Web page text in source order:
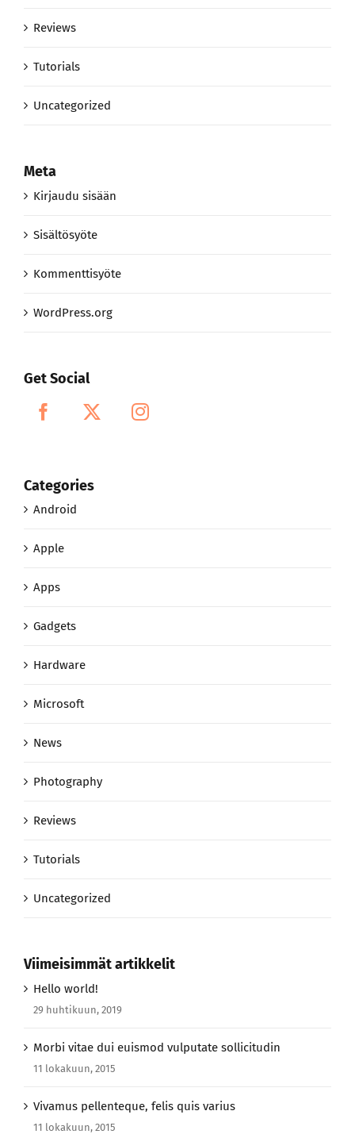
Reviews
Tutorials
Uncategorized
Meta
Kirjaudu sisään
Sisältösyöte
Kommenttisyöte
WordPress.org
Get Social
Categories
Android
Apple
Apps
Gadgets
Hardware
Microsoft
News
Photography
Reviews
Tutorials
Uncategorized
Viimeisimmät artikkelit
Hello world!
29 huhtikuun, 2019
Morbi vitae dui euismod vulputate sollicitudin
11 lokakuun, 2015
Vivamus pellenteque, felis quis varius
11 lokakuun, 2015